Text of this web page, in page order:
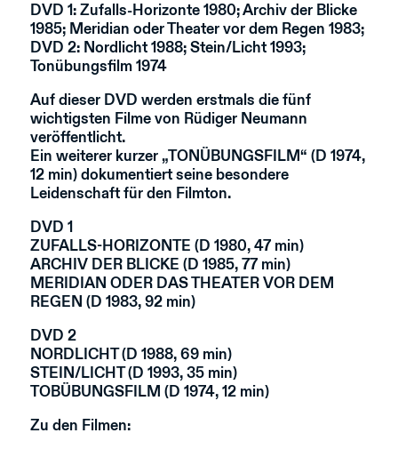
DVD 1: Zufalls-Horizonte 1980; Archiv der Blicke
1985; Meridian oder Theater vor dem Regen 1983;
DVD 2: Nordlicht 1988; Stein/Licht 1993;
Tonübungsfilm 1974
Auf dieser DVD werden erstmals die fünf
wichtigsten Filme von Rüdiger Neumann
veröffentlicht.
Ein weiterer kurzer „TONÜBUNGSFILM“ (D 1974,
12 min) dokumentiert seine besondere
Leidenschaft für den Filmton.
DVD 1
ZUFALLS-HORIZONTE (D 1980, 47 min)
ARCHIV DER BLICKE (D 1985, 77 min)
MERIDIAN ODER DAS THEATER VOR DEM
REGEN (D 1983, 92 min)
DVD 2
NORDLICHT (D 1988, 69 min)
STEIN/LICHT (D 1993, 35 min)
TOBÜBUNGSFILM (D 1974, 12 min)
Zu den Filmen: